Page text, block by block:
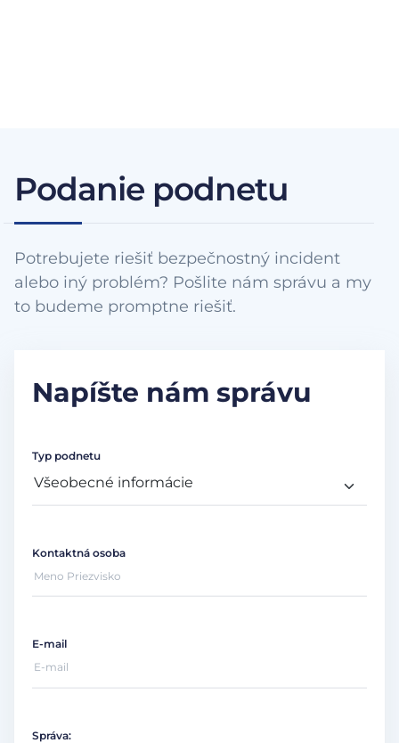
Podanie podnetu
Potrebujete riešiť bezpečnostný incident
alebo iný problém? Pošlite nám správu a my
to budeme promptne riešiť.
Napíšte nám správu
Typ podnetu
Kontaktná osoba
E-mail
Správa: